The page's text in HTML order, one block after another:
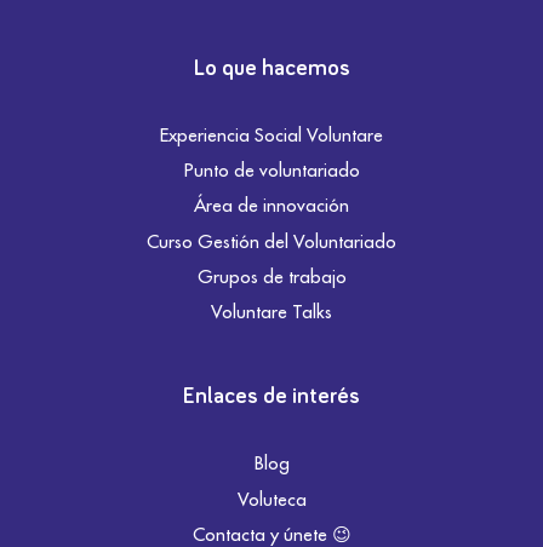
Lo que hacemos
Experiencia Social Voluntare
Punto de voluntariado
Área de innovación
Curso Gestión del Voluntariado
Grupos de trabajo
Voluntare Talks
Enlaces de interés
Blog
Voluteca
Contacta y únete 😉